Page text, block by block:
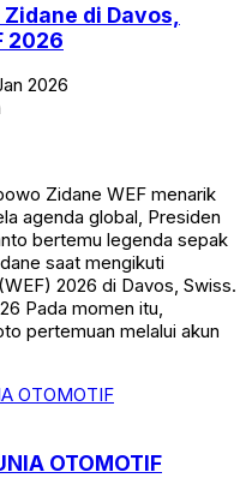
di Davos,
2026
2026
Zidane WEF menarik
agenda global, Presiden
bertemu legenda sepak
saat mengikuti
2026 di Davos, Swiss.
Pada momen itu,
pertemuan melalui akun
OTOMOTIF